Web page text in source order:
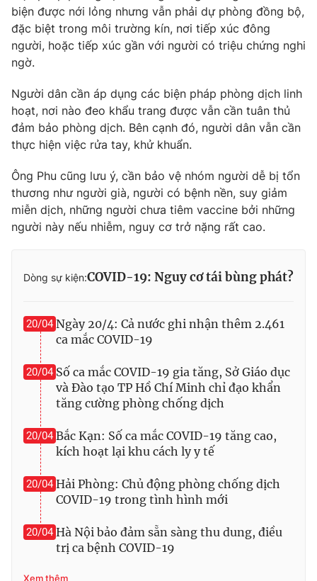
Video Shorts video
VTV Money VTV Thể thao
VTV Sức khoẻ Bất động sản
Thị trường 24h Tấm lòng Việt
VTV4 Vươn mình bằng AI
VTV9 VTV8
THỜI BÁO VTV
Theo dõi báo trên
Cơ quan chủ quản:Đài Truyền hình Việt Nam
Cơ quan báo chí:
Thời báo VTV
Giấy phép hoạt động báo in và báo điện tử số 483/GP-BTTTT
cấp ngày 29/12/2023
Tổng Biên tập:
Phó Tổng Biên tập:Nguyễn Thị Mỹ Hạnh, Phạm Quốc Thắng,
Nguyễn Trọng Ninh
biện được nới lỏng nhưng vẫn phải dự phòng đồng bộ,
đặc biệt trong môi trường kín, nơi tiếp xúc đông
người, hoặc tiếp xúc gần với người có triệu chứng nghi
ngờ.
Người dân cần áp dụng các biện pháp phòng dịch linh
hoạt, nơi nào đeo khẩu trang được vẫn cần tuân thủ
đảm bảo phòng dịch. Bên cạnh đó, người dân vẫn cần
thực hiện việc rửa tay, khử khuẩn.
Ông Phu cũng lưu ý, cần bảo vệ nhóm người dễ bị tổn
thương như người già, người có bệnh nền, suy giảm
miễn dịch, những người chưa tiêm vaccine bởi những
người này nếu nhiễm, nguy cơ trở nặng rất cao.
Dòng sự kiện:COVID-19: Nguy cơ tái bùng phát?
20/04 Ngày 20/4: Cả nước ghi nhận thêm 2.461
ca mắc COVID-19
20/04 Số ca mắc COVID-19 gia tăng, Sở Giáo dục
và Đào tạo TP Hồ Chí Minh chỉ đạo khẩn
tăng cường phòng chống dịch
20/04 Bắc Kạn: Số ca mắc COVID-19 tăng cao,
kích hoạt lại khu cách ly y tế
20/04 Hải Phòng: Chủ động phòng chống dịch
COVID-19 trong tình hình mới
20/04 Hà Nội bảo đảm sẵn sàng thu dung, điều
trị ca bệnh COVID-19
Xem thêm